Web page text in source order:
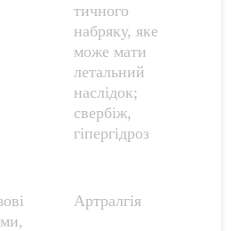
тичного
набряку, яке
може мати
летальний
наслідок;
свербіж,
гіпергідроз
Артралгія